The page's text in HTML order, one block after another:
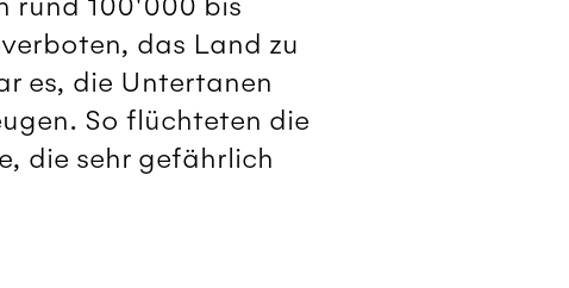
das Land zu
es, die Untertanen
So flüchteten die
die sehr gefährlich